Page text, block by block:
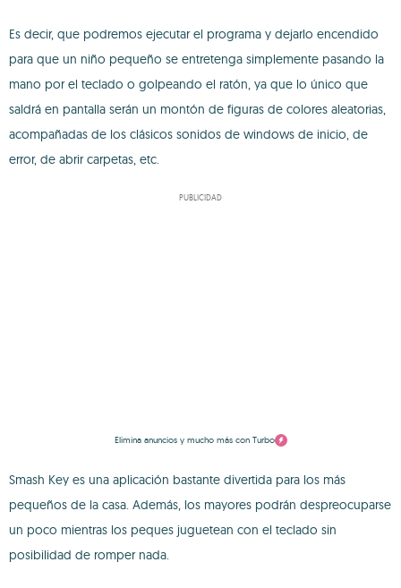
Es decir, que podremos ejecutar el programa y dejarlo encendido
para que un niño pequeño se entretenga simplemente pasando la
mano por el teclado o golpeando el ratón, ya que lo único que
saldrá en pantalla serán un montón de figuras de colores aleatorias,
acompañadas de los clásicos sonidos de windows de inicio, de
error, de abrir carpetas, etc.
PUBLICIDAD
Elimina anuncios y mucho más con Turbo
Smash Key es una aplicación bastante divertida para los más
pequeños de la casa. Además, los mayores podrán despreocuparse
un poco mientras los peques juguetean con el teclado sin
posibilidad de romper nada.